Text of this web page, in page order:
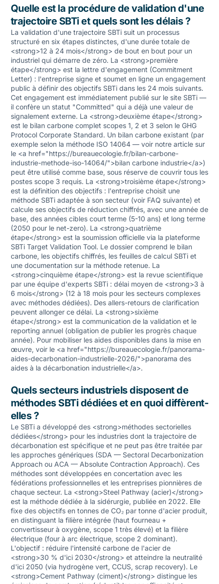
Quelle est la procédure de validation d'une
trajectoire SBTi et quels sont les délais ?
La validation d'une trajectoire SBTi suit un processus
structuré en six étapes distinctes, d'une durée totale de
<strong>12 à 24 mois</strong> de bout en bout pour un
industriel qui démarre de zéro. La <strong>première
étape</strong> est la lettre d'engagement (Commitment
Letter) : l'entreprise signe et soumet en ligne un engagement
public à définir des objectifs SBTi dans les 24 mois suivants.
Cet engagement est immédiatement publié sur le site SBTi —
il confère un statut "Committed" qui a déjà une valeur de
signalement externe. La <strong>deuxième étape</strong>
est le bilan carbone complet scopes 1, 2 et 3 selon le GHG
Protocol Corporate Standard. Un bilan carbone existant (par
exemple selon la méthode ISO 14064 — voir notre article sur
le <a href="https://bureauecologie.fr/bilan-carbone-
industrie-methode-iso-14064/">bilan carbone industrie</a>)
peut être utilisé comme base, sous réserve de couvrir tous les
postes scope 3 requis. La <strong>troisième étape</strong>
est la définition des objectifs : l'entreprise choisit une
méthode SBTi adaptée à son secteur (voir FAQ suivante) et
calcule ses objectifs de réduction chiffrés, avec une année de
base, des années cibles court terme (5-10 ans) et long terme
(2050 pour le net-zero). La <strong>quatrième
étape</strong> est la soumission officielle via la plateforme
SBTi Target Validation Tool. Le dossier comprend le bilan
carbone, les objectifs chiffrés, les feuilles de calcul SBTi et
une documentation sur la méthode retenue. La
<strong>cinquième étape</strong> est la revue scientifique
par une équipe d'experts SBTi : délai moyen de <strong>3 à
6 mois</strong> (12 à 18 mois pour les secteurs complexes
avec méthodes dédiées). Des allers-retours de clarification
peuvent allonger ce délai. La <strong>sixième
étape</strong> est la communication de la validation et le
reporting annuel (obligation de publier les progrès chaque
année). Pour mobiliser les aides disponibles dans la mise en
œuvre, voir le <a href="https://bureauecologie.fr/panorama-
aides-decarbonation-industrielle-2026/">panorama des
aides à la décarbonation industrielle</a>.
Quels secteurs industriels disposent de
méthodes SBTi dédiées et en quoi diffèrent-
elles ?
Le SBTi a développé des <strong>méthodes sectorielles
dédiées</strong> pour les industries dont la trajectoire de
décarbonation est spécifique et ne peut pas être traitée par
les approches génériques (SDA — Sectoral Decarbonization
Approach ou ACA — Absolute Contraction Approach). Ces
méthodes sont développées en concertation avec les
fédérations professionnelles et les entreprises pionnières de
chaque secteur. La <strong>Steel Pathway (acier)</strong>
est la méthode dédiée à la sidérurgie, publiée en 2022. Elle
fixe des objectifs en tonnes de CO₂ par tonne d'acier produit,
en distinguant la filière intégrée (haut fourneau +
convertisseur à oxygène, scope 1 très élevé) et la filière
électrique (four à arc électrique, scope 2 dominant).
L'objectif : réduire l'intensité carbone de l'acier de
<strong>30 % d'ici 2030</strong> et atteindre la neutralité
d'ici 2050 (via hydrogène vert, CCUS, scrap recovery). Le
<strong>Cement Pathway (ciment)</strong> distingue les